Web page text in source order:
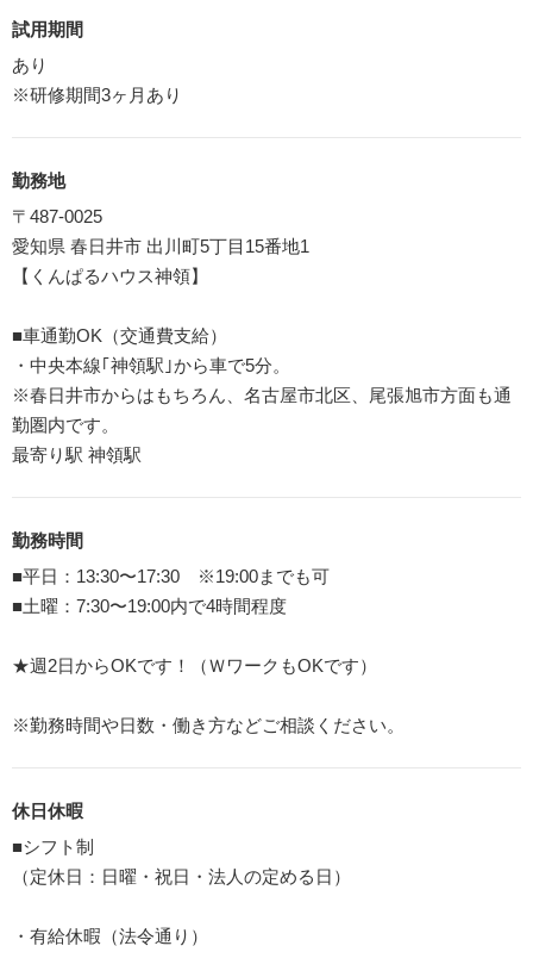
試用期間
あり
※研修期間3ヶ月あり
勤務地
〒487-0025
愛知県 春日井市 出川町5丁目15番地1
【くんぱるハウス神領】
■車通勤OK（交通費支給）
・中央本線｢神領駅｣から車で5分。
※春日井市からはもちろん、名古屋市北区、尾張旭市方面も通
勤圏内です。
最寄り駅 神領駅
勤務時間
■平日：13:30〜17:30 ※19:00までも可
■土曜：7:30〜19:00内で4時間程度
★週2日からOKです！（ＷワークもOKです）
※勤務時間や日数・働き方などご相談ください。
休日休暇
■シフト制
（定休日：日曜・祝日・法人の定める日）
・有給休暇（法令通り）